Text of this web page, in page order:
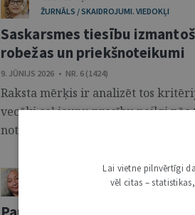
ŽURNĀLS / SKAIDROJUMI. VIEDOKĻI
Saskarsmes tiesību
robežas un priekšnoteikumi
9. JŪNIJS 2026 • NR. 6 (1424)
Raksta mērķis ir analizēt tos
vecāki ceļ jaunu prasību neilgi
noteikta saskarsmes tiesību
ILONA KRONBERGA
ŽURNĀLS / SKAIDROJUMI. VIEDOKĻI
Lai vietne pilnvērtīgi
vēl citas –